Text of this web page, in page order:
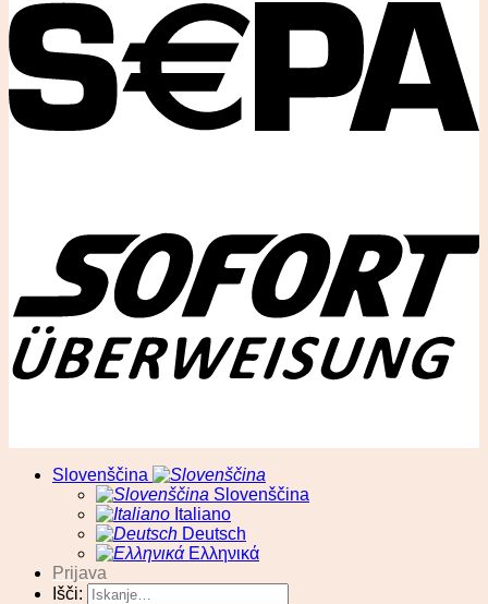
Slovenščina
Slovenščina
Italiano
Deutsch
Ελληνικά
Prijava
Išči: